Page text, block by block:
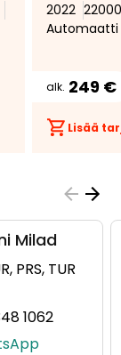
2022
Automaatti
alk. 249 €
Lisää
Milad
PRS, TUR
1062